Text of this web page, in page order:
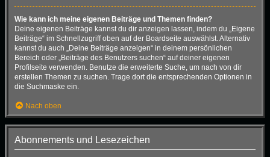
Wie kann ich meine eigenen Beiträge und Themen finden?
Deine eigenen Beiträge kannst du dir anzeigen lassen, indem du „Eigene
Beiträge“ im Schnellzugriff oben auf der Boardseite auswählst. Alternativ
kannst du auch „Deine Beiträge anzeigen“ in deinem persönlichen
Bereich oder „Beiträge des Benutzers suchen“ auf deiner eigenen
Profilseite verwenden. Benutze die erweiterte Suche, um nach von dir
erstellen Themen zu suchen. Trage dort die entsprechenden Optionen in
die Suchmaske ein.
Nach oben
Abonnements und Lesezeichen